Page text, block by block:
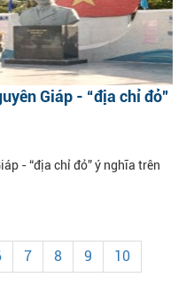
Giáp - “địa chỉ đỏ”
- “địa chỉ đỏ” ý nghĩa trên
7 8 9
10